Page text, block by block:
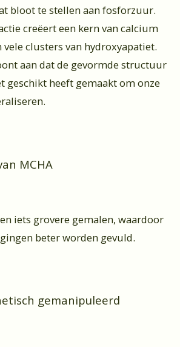
bloot te stellen aan fosforzuur.
creëert een kern van calcium
clusters van hydroxyapatiet.
aan dat de gevormde structuur
geschikt heeft gemaakt om onze
MCHA
iets grovere gemalen, waardoor
beter worden gevuld.
gemanipuleerd